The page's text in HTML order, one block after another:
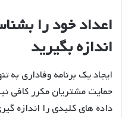
اعداد خود را
اندازه بگیرید
ایجاد یک برنامه وفاداری به
حمایت مشتریان مکرر کافی
داده های کلیدی را اندازه